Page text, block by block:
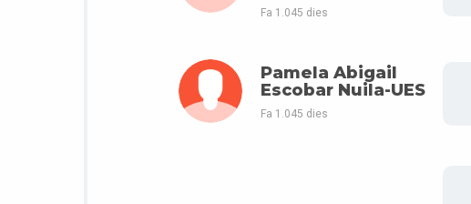
Fa 1.045 dies
Pamela Abigail
Escobar Nuila-UES
Fa 1.045 dies